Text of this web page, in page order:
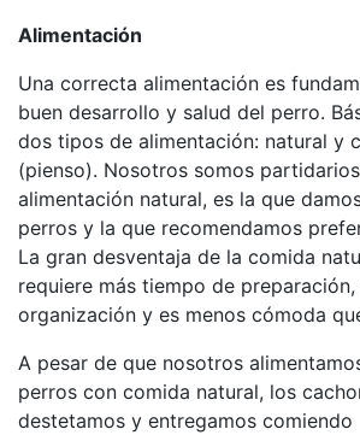
Alimentación
Una correcta alimentación es
buen desarrollo y salud del perro.
dos tipos de alimentación: natural y
(pienso). Nosotros somos
alimentación natural, es la que
perros y la que recomendamos
La gran desventaja de la comida
requiere más tiempo de preparación,
organización y es menos cómoda
A pesar de que nosotros
perros con comida natural, los
destetamos y entregamos comiendo